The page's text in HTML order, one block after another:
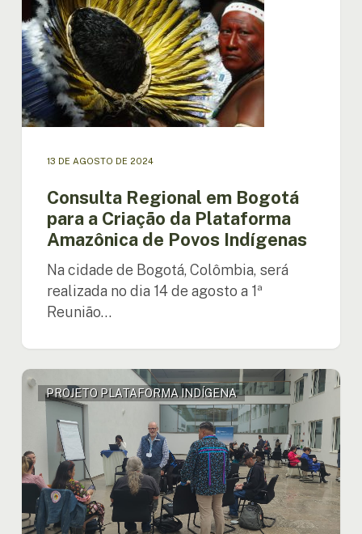
em
Bogotá
para
a
Criação
da
Plataforma
Povos
13 DE AGOSTO DE 2024
Consulta Regional em Bogotá
para a Criação da Plataforma
Amazônica de Povos Indígenas
Na cidade de Bogotá, Colômbia, será
realizada no dia 14 de agosto a 1ª
Reunião…
Freddy
Mamani
Plataforma
Regional
Amazônica
dos
Povos
PROJETO PLATAFORMA INDÍGENA